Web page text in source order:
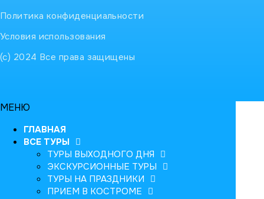
Политика конфиденциальности
Условия использования
(с) 2024 Все права защищены
МЕНЮ
ГЛАВНАЯ
ВСЕ ТУРЫ
ТУРЫ ВЫХОДНОГО ДНЯ
ЭКСКУРСИОННЫЕ ТУРЫ
ТУРЫ НА ПРАЗДНИКИ
ПРИЕМ В КОСТРОМЕ